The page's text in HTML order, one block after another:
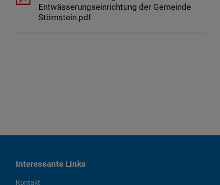
Entwässerungseinrichtung der Gemeinde
Störnstein.pdf
Interessante Links
Kontakt